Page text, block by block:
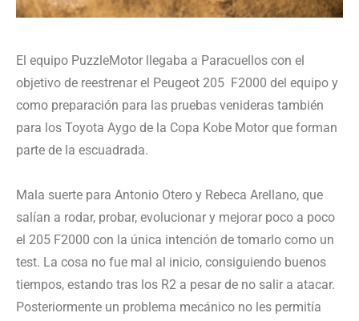
El equipo PuzzleMotor llegaba a Paracuellos con el
objetivo de reestrenar el Peugeot 205 F2000 del equipo y
como preparación para las pruebas venideras también
para los Toyota Aygo de la Copa Kobe Motor que forman
parte de la escuadrada.
Mala suerte para Antonio Otero y Rebeca Arellano, que
salían a rodar, probar, evolucionar y mejorar poco a poco
el 205 F2000 con la única intención de tomarlo como un
test. La cosa no fue mal al inicio, consiguiendo buenos
tiempos, estando tras los R2 a pesar de no salir a atacar.
Posteriormente un problema mecánico no les permitía